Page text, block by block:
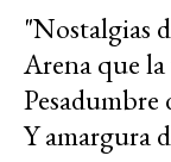
"Nostalgias
Arena que la
Pesadumbre
Y amargura